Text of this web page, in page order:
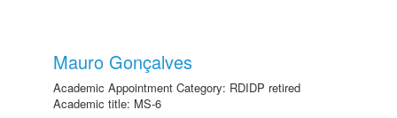
Mauro Gonçalves
Academic Appointment Category: RDIDP retired
Academic title: MS-6